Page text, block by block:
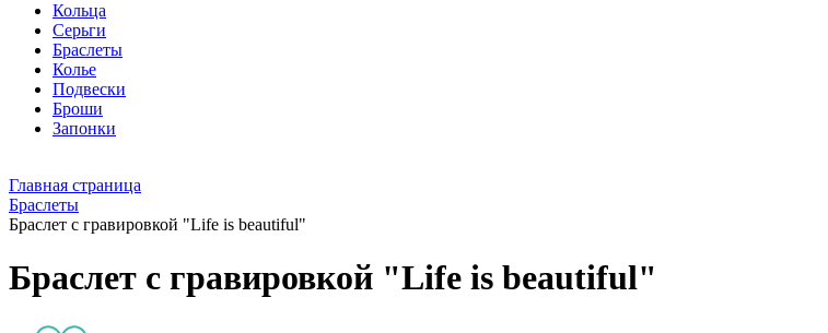
Кольца
Серьги
Браслеты
Колье
Подвески
Броши
Запонки
Главная страница
Браслеты
Браслет с гравировкой "Life is beautiful"
Браслет с гравировкой "Life is beautiful"